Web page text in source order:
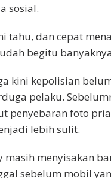
sosial.
tahu, dan cepat
begitu
kini kepolisian
pelaku.
penyebaran foto
lebih sulit.
masih menyisakan
sebelum mobil